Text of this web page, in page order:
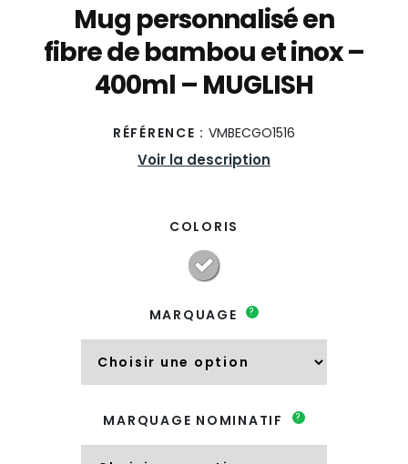
Mug personnalisé en
fibre de bambou et inox –
400ml – MUGLISH
RÉFÉRENCE : VMBECGO1516
Voir la description
COLORIS
MARQUAGE ?
MARQUAGE NOMINATIF ?